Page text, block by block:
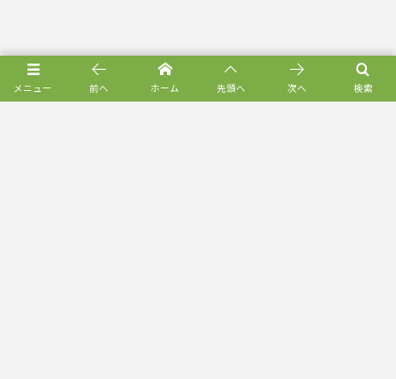
メニュー 検索
前へ ホーム 先頭へ 次へ